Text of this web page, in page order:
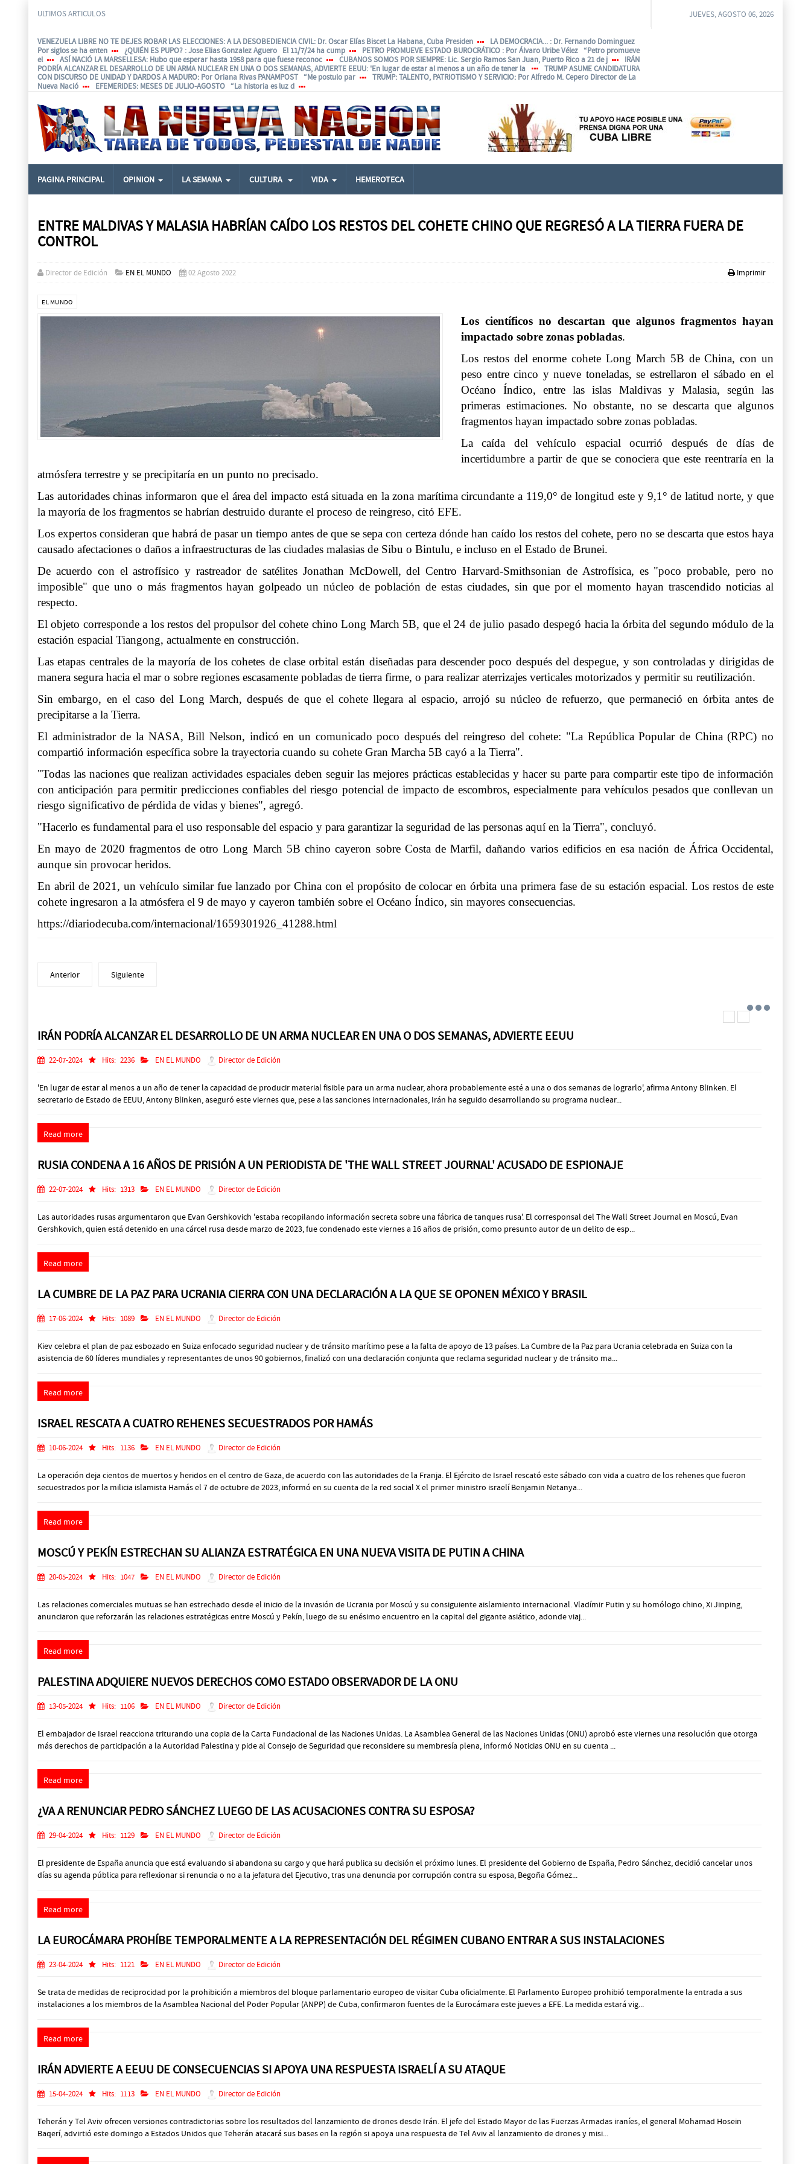
ULTIMOS ARTICULOS
VENEZUELA LIBRE NO TE DEJES ROBAR LAS ELECCIONES: A LA DESOBEDIENCIA CIVIL: Dr. Oscar Elías Biscet La Habana, Cuba Presiden LA DEMOCRACIA... : Dr. Fernando Dominguez
Por siglos se ha enten
¿QUIÉN ES PUPO? : Jose Elias Gonzalez Aguero El 11/7/24 ha cump PETRO PROMUEVE ESTADO BUROCRÁTICO : Por Álvaro Uribe Vélez “Petro promueve
el
ASÍ NACIÓ LA MARSELLESA: Hubo que esperar hasta 1958 para que fuese reconoc CUBANOS SOMOS POR SIEMPRE: Lic. Sergio Ramos San Juan, Puerto Rico a 21 de j
IRÁN
PODRÍA ALCANZAR EL DESARROLLO DE UN ARMA NUCLEAR EN UNA O DOS SEMANAS, ADVIERTE EEUU: 'En lugar de estar al menos a un año de tener la
TRUMP ASUME CANDIDATURA
CON DISCURSO DE UNIDAD Y DARDOS A MADURO: Por Oriana Rivas PANAMPOST “Me postulo par TRUMP: TALENTO, PATRIOTISMO Y SERVICIO: Por Alfredo M. Cepero Director de La
Nueva Nació
EFEMERIDES: MESES DE JULIO-AGOSTO “La historia es luz d
JUEVES, AGOSTO 06, 2026
PAGINA PRINCIPAL OPINION LA SEMANA CULTURA VIDA HEMEROTECA
ENTRE MALDIVAS Y MALASIA HABRÍAN CAÍDO LOS RESTOS DEL COHETE CHINO QUE REGRESÓ A LA TIERRA FUERA DE
CONTROL
Imprimir
Director de Edición EN EL MUNDO 02 Agosto 2022
EL MUNDO
Los científicos no descartan que algunos fragmentos hayan
impactado sobre zonas pobladas.
Los restos del enorme cohete Long March 5B de China, con un
peso entre cinco y nueve toneladas, se estrellaron el sábado en el
Océano Índico, entre las islas Maldivas y Malasia, según las
primeras estimaciones. No obstante, no se descarta que algunos
fragmentos hayan impactado sobre zonas pobladas.
La caída del vehículo espacial ocurrió después de días de
incertidumbre a partir de que se conociera que este reentraría en la
atmósfera terrestre y se precipitaría en un punto no precisado.
Las autoridades chinas informaron que el área del impacto está situada en la zona marítima circundante a 119,0° de longitud este y 9,1° de latitud norte, y que
la mayoría de los fragmentos se habrían destruido durante el proceso de reingreso, citó EFE.
Los expertos consideran que habrá de pasar un tiempo antes de que se sepa con certeza dónde han caído los restos del cohete, pero no se descarta que estos haya
causado afectaciones o daños a infraestructuras de las ciudades malasias de Sibu o Bintulu, e incluso en el Estado de Brunei.
De acuerdo con el astrofísico y rastreador de satélites Jonathan McDowell, del Centro Harvard-Smithsonian de Astrofísica, es "poco probable, pero no
imposible" que uno o más fragmentos hayan golpeado un núcleo de población de estas ciudades, sin que por el momento hayan trascendido noticias al
respecto.
El objeto corresponde a los restos del propulsor del cohete chino Long March 5B, que el 24 de julio pasado despegó hacia la órbita del segundo módulo de la
estación espacial Tiangong, actualmente en construcción.
Las etapas centrales de la mayoría de los cohetes de clase orbital están diseñadas para descender poco después del despegue, y son controladas y dirigidas de
manera segura hacia el mar o sobre regiones escasamente pobladas de tierra firme, o para realizar aterrizajes verticales motorizados y permitir su reutilización.
Sin embargo, en el caso del Long March, después de que el cohete llegara al espacio, arrojó su núcleo de refuerzo, que permaneció en órbita antes de
precipitarse a la Tierra.
El administrador de la NASA, Bill Nelson, indicó en un comunicado poco después del reingreso del cohete: "La República Popular de China (RPC) no
compartió información específica sobre la trayectoria cuando su cohete Gran Marcha 5B cayó a la Tierra".
"Todas las naciones que realizan actividades espaciales deben seguir las mejores prácticas establecidas y hacer su parte para compartir este tipo de información
con anticipación para permitir predicciones confiables del riesgo potencial de impacto de escombros, especialmente para vehículos pesados que conllevan un
riesgo significativo de pérdida de vidas y bienes", agregó.
"Hacerlo es fundamental para el uso responsable del espacio y para garantizar la seguridad de las personas aquí en la Tierra", concluyó.
En mayo de 2020 fragmentos de otro Long March 5B chino cayeron sobre Costa de Marfil, dañando varios edificios en esa nación de África Occidental,
aunque sin provocar heridos.
En abril de 2021, un vehículo similar fue lanzado por China con el propósito de colocar en órbita una primera fase de su estación espacial. Los restos de este
cohete ingresaron a la atmósfera el 9 de mayo y cayeron también sobre el Océano Índico, sin mayores consecuencias.
https://diariodecuba.com/internacional/1659301926_41288.html
Anterior Siguiente
IRÁN PODRÍA ALCANZAR EL DESARROLLO DE UN ARMA NUCLEAR EN UNA O DOS SEMANAS, ADVIERTE EEUU
22-07-2024 Hits: 2236 EN EL MUNDO Director de Edición
'En lugar de estar al menos a un año de tener la capacidad de producir material fisible para un arma nuclear, ahora probablemente esté a una o dos semanas de lograrlo', afirma Antony Blinken. El
secretario de Estado de EEUU, Antony Blinken, aseguró este viernes que, pese a las sanciones internacionales, Irán ha seguido desarrollando su programa nuclear...
Read more
RUSIA CONDENA A 16 AÑOS DE PRISIÓN A UN PERIODISTA DE 'THE WALL STREET JOURNAL' ACUSADO DE ESPIONAJE
22-07-2024 Hits: 1313 EN EL MUNDO Director de Edición
Las autoridades rusas argumentaron que Evan Gershkovich 'estaba recopilando información secreta sobre una fábrica de tanques rusa'. El corresponsal del The Wall Street Journal en Moscú, Evan
Gershkovich, quien está detenido en una cárcel rusa desde marzo de 2023, fue condenado este viernes a 16 años de prisión, como presunto autor de un delito de esp...
Read more
LA CUMBRE DE LA PAZ PARA UCRANIA CIERRA CON UNA DECLARACIÓN A LA QUE SE OPONEN MÉXICO Y BRASIL
17-06-2024 Hits: 1089 EN EL MUNDO Director de Edición
Kiev celebra el plan de paz esbozado en Suiza enfocado seguridad nuclear y de tránsito marítimo pese a la falta de apoyo de 13 países. La Cumbre de la Paz para Ucrania celebrada en Suiza con la
asistencia de 60 líderes mundiales y representantes de unos 90 gobiernos, finalizó con una declaración conjunta que reclama seguridad nuclear y de tránsito ma...
Read more
ISRAEL RESCATA A CUATRO REHENES SECUESTRADOS POR HAMÁS
10-06-2024 Hits: 1136 EN EL MUNDO Director de Edición
La operación deja cientos de muertos y heridos en el centro de Gaza, de acuerdo con las autoridades de la Franja. El Ejército de Israel rescató este sábado con vida a cuatro de los rehenes que fueron
secuestrados por la milicia islamista Hamás el 7 de octubre de 2023, informó en su cuenta de la red social X el primer ministro israelí Benjamin Netanya...
Read more
MOSCÚ Y PEKÍN ESTRECHAN SU ALIANZA ESTRATÉGICA EN UNA NUEVA VISITA DE PUTIN A CHINA
20-05-2024 Hits: 1047 EN EL MUNDO Director de Edición
Las relaciones comerciales mutuas se han estrechado desde el inicio de la invasión de Ucrania por Moscú y su consiguiente aislamiento internacional. Vladímir Putin y su homólogo chino, Xi Jinping,
anunciaron que reforzarán las relaciones estratégicas entre Moscú y Pekín, luego de su enésimo encuentro en la capital del gigante asiático, adonde viaj...
Read more
PALESTINA ADQUIERE NUEVOS DERECHOS COMO ESTADO OBSERVADOR DE LA ONU
13-05-2024 Hits: 1106 EN EL MUNDO Director de Edición
El embajador de Israel reacciona triturando una copia de la Carta Fundacional de las Naciones Unidas. La Asamblea General de las Naciones Unidas (ONU) aprobó este viernes una resolución que otorga
más derechos de participación a la Autoridad Palestina y pide al Consejo de Seguridad que reconsidere su membresía plena, informó Noticias ONU en su cuenta ...
Read more
¿VA A RENUNCIAR PEDRO SÁNCHEZ LUEGO DE LAS ACUSACIONES CONTRA SU ESPOSA?
29-04-2024 Hits: 1129 EN EL MUNDO Director de Edición
El presidente de España anuncia que está evaluando si abandona su cargo y que hará publica su decisión el próximo lunes. El presidente del Gobierno de España, Pedro Sánchez, decidió cancelar unos
días su agenda pública para reflexionar si renuncia o no a la jefatura del Ejecutivo, tras una denuncia por corrupción contra su esposa, Begoña Gómez...
Read more
LA EUROCÁMARA PROHÍBE TEMPORALMENTE A LA REPRESENTACIÓN DEL RÉGIMEN CUBANO ENTRAR A SUS INSTALACIONES
23-04-2024 Hits: 1121 EN EL MUNDO Director de Edición
Se trata de medidas de reciprocidad por la prohibición a miembros del bloque parlamentario europeo de visitar Cuba oficialmente. El Parlamento Europeo prohibió temporalmente la entrada a sus
instalaciones a los miembros de la Asamblea Nacional del Poder Popular (ANPP) de Cuba, confirmaron fuentes de la Eurocámara este jueves a EFE. La medida estará vig...
Read more
IRÁN ADVIERTE A EEUU DE CONSECUENCIAS SI APOYA UNA RESPUESTA ISRAELÍ A SU ATAQUE
15-04-2024 Hits: 1113 EN EL MUNDO Director de Edición
Teherán y Tel Aviv ofrecen versiones contradictorias sobre los resultados del lanzamiento de drones desde Irán. El jefe del Estado Mayor de las Fuerzas Armadas iraníes, el general Mohamad Hosein
Baqerí, advirtió este domingo a Estados Unidos que Teherán atacará sus bases en la región si apoya una respuesta de Tel Aviv al lanzamiento de drones y misi...